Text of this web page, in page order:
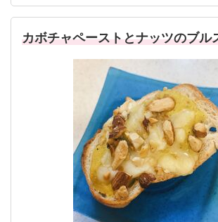
カボチャペーストとナッツのブル